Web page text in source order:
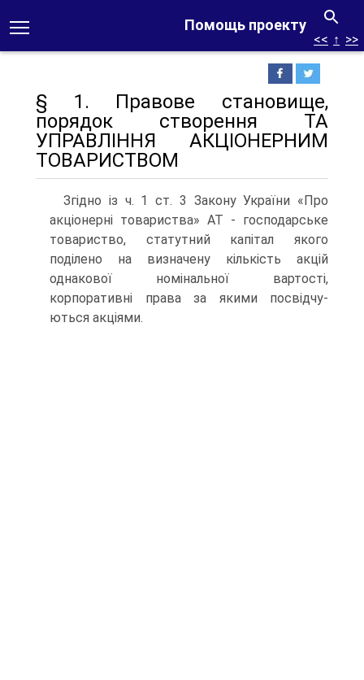
Помощь проекту
<< ↑ >>
§ 1. Правове становище,
порядок створення ТА
УПРАВЛІННЯ АКЦІОНЕРНИМ
ТОВАРИСТВОМ
Згідно із ч. 1 ст. 3 Закону України «Про
акціонерні това­риства» АТ - господарське
товариство, статутний капітал якого
поділено на визначену кількість акцій
однакової номі­нальної вартості,
корпоративні права за якими посвідчу-
ються акціями.